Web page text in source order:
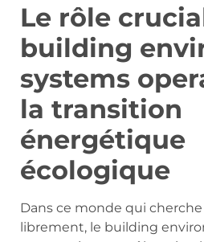
Le rôle
building
systems
la transition
énergétique
écologique
Dans ce monde qui
librement, le building